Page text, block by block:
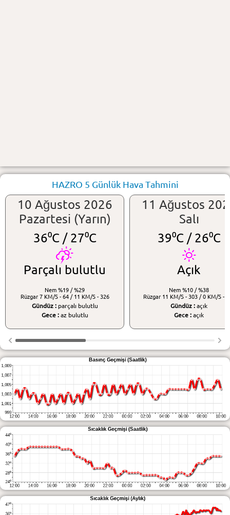
HAZRO 5 Günlük Hava Tahmini
10 Ağustos 2026
Pazartesi (Yarın)
36⁰C /27⁰C
Parçalı bulutlu
Nem %19 / %29
Rüzgar 7 KM/S - 64 / 11 KM/S - 326
Gündüz :parçalı bulutlu
Gece :az bulutlu
11 Ağustos
Salı
39⁰C /26⁰C
Açık
Nem %10 / %38
Rüzgar 11 KM/S - 303 / 0 KM/S -
Gündüz : açık
Gece : açık